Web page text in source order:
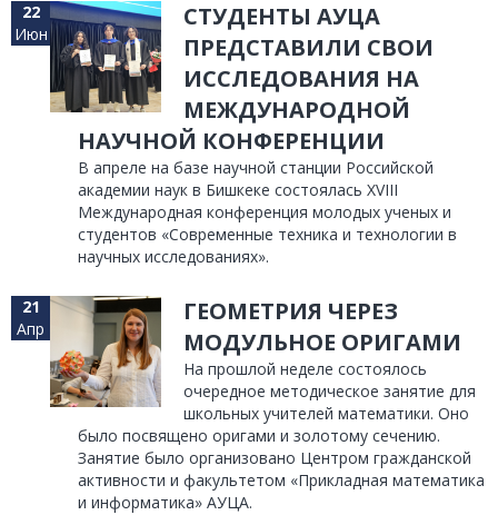
22
Июн
СТУДЕНТЫ АУЦА
ПРЕДСТАВИЛИ СВОИ
ИССЛЕДОВАНИЯ НА
МЕЖДУНАРОДНОЙ
НАУЧНОЙ КОНФЕРЕНЦИИ
В апреле на базе научной станции Российской
академии наук в Бишкеке состоялась XVIII
Международная конференция молодых ученых и
студентов «Современные техника и технологии в
научных исследованиях».
21
Апр
ГЕОМЕТРИЯ ЧЕРЕЗ
МОДУЛЬНОЕ ОРИГАМИ
На прошлой неделе состоялось
очередное методическое занятие для
школьных учителей математики. Оно
было посвящено оригами и золотому сечению.
Занятие было организовано Центром гражданской
активности и факультетом «Прикладная математика
и информатика» АУЦА.